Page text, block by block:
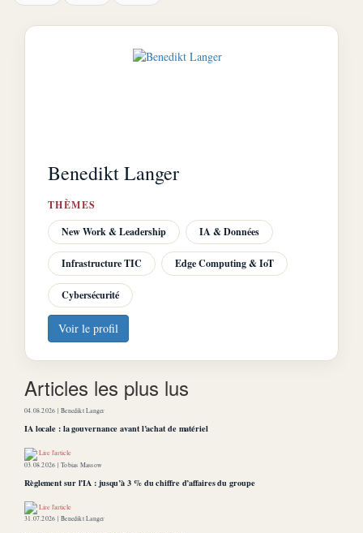
Benedikt Langer
THÈMES
New Work & Leadership
IA & Données
Infrastructure TIC Edge Computing & IoT
Cybersécurité
Voir le profil
Articles les plus lus
04.08.2026 |Benedikt Langer
IA locale : la gouvernance avant l’achat de matériel
Lire l'article
03.08.2026 |Tobias Massow
Règlement sur l’IA : jusqu’à 3 % du chiffre d’affaires du groupe
Lire l'article
31.07.2026 |Benedikt Langer